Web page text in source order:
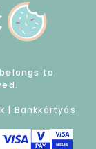
to
| Bankkártyás